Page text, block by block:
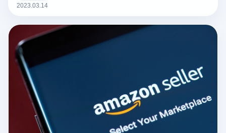
法？
2023.03.14